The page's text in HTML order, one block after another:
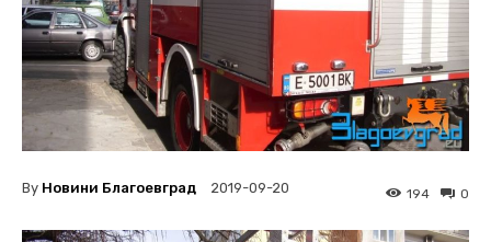
By Новини Благоевград 2019-09-20 0
194